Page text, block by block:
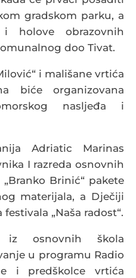
gradskom parku, a
holove obrazovnih
doo Tivat.
i mališane vrtića
biće organizovana
nasljeđa i
Adriatic Marinas
I razreda osnovnih
Brinić“ pakete
materijala, a Dječiji
„Naša radost“.
osnovnih škola
u programu Radio
i predškolce vrtića